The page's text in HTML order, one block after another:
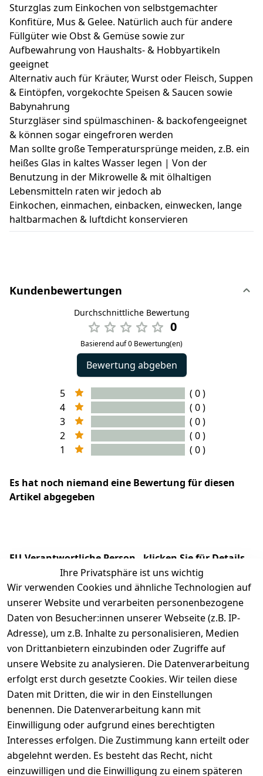
Sturzglas zum Einkochen von selbstgemachter
Konfitüre, Mus & Gelee. Natürlich auch für andere
Füllgüter wie Obst & Gemüse sowie zur
Aufbewahrung von Haushalts- & Hobbyartikeln
geeignet
Alternativ auch für Kräuter, Wurst oder Fleisch, Suppen
& Eintöpfen, vorgekochte Speisen & Saucen sowie
Babynahrung
Sturzgläser sind spülmaschinen- & backofengeeignet
& können sogar eingefroren werden
Man sollte große Temperatursprünge meiden, z.B. ein
heißes Glas in kaltes Wasser legen | Von der
Benutzung in der Mikrowelle & mit ölhaltigen
Lebensmitteln raten wir jedoch ab
Einkochen, einmachen, einbacken, einwecken, lange
haltbarmachen & luftdicht konservieren
Kundenbewertungen
Durchschnittliche Bewertung
0
Basierend auf 0 Bewertung(en)
Bewertung abgeben
5
( 0 )
4
( 0 )
3
( 0 )
2
( 0 )
1
( 0 )
Es hat noch niemand eine Bewertung für diesen
Artikel abgegeben
EU-Verantwortliche Person - klicken Sie für Details
Ihre Privatsphäre ist uns wichtig
Wir verwenden Cookies und ähnliche Technologien auf
unserer Website und verarbeiten personenbezogene
Daten von Besucher:innen unserer Webseite (z.B. IP-
Adresse), um z.B. Inhalte zu personalisieren, Medien
von Drittanbietern einzubinden oder Zugriffe auf
unsere Website zu analysieren. Die Datenverarbeitung
erfolgt erst durch gesetzte Cookies. Wir teilen diese
Daten mit Dritten, die wir in den Einstellungen
benennen. Die Datenverarbeitung kann mit
Einwilligung oder aufgrund eines berechtigten
Interesses erfolgen. Die Zustimmung kann erteilt oder
abgelehnt werden. Es besteht das Recht, nicht
einzuwilligen und die Einwilligung zu einem späteren
Rechtliches
Impressum
Datenschutze
rklärung
Services
Registrieren